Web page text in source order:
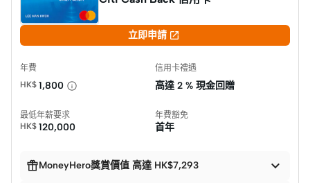
立即申請 
年費
HK$ 1,800
信用卡禮遇
高達 2 % 現金回贈
最低年薪要求
HK$ 120,000
年費豁免
首年
MoneyHero獎賞價值 高達 HK$7,293 